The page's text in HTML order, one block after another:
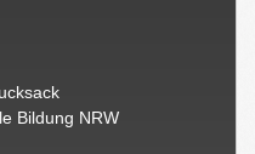
Bildung NRW